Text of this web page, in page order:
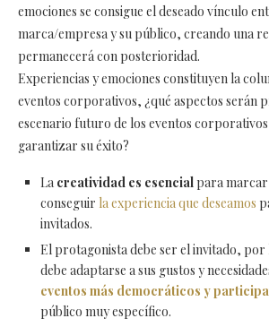
emociones se consigue el deseado vínculo
marca/empresa y su público, creando una
permanecerá con posterioridad.
Experiencias y emociones constituyen la
eventos corporativos, ¿qué aspectos serán
escenario futuro de los eventos corporativos
garantizar su éxito?
La creatividad es esencial para
conseguir la experiencia que deseamos
invitados.
El protagonista debe ser el invitado, por
debe adaptarse a sus gustos y
eventos más democráticos y
público muy específico.